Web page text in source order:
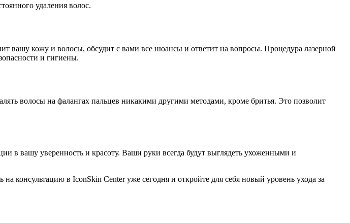
удаления волос.
вашу кожу и волосы, обсудит с вами все нюансы и ответит на вопросы. Процедура лазерной
и гигиены.
волосы на фалангах пальцев никакими другими методами, кроме бритья. Это позволит
в вашу уверенность и красоту. Ваши руки всегда будут выглядеть ухоженными и
консультацию в IconSkin Center уже сегодня и откройте для себя новый уровень ухода за